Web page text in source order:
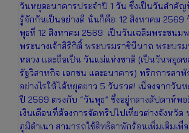
วันหยุดธนาคารประจำปี 1 วัน ซึ่งเป็นวันสำคั
รู้จักกันเป็นอย่างดี นั่นก็คือ: 12 สิงหาคม 2569
พุธที่ 12 สิงหาคม 2569: เป็นวันเฉลิมพระชนม
พระนางเจ้าสิริกิติ์ พระบรมราชินีนาถ พระบร
หลวง และถือเป็น วันแม่แห่งชาติ (เป็นวันหยุดข
รัฐวิสาหกิจ เอกชน และธนาคาร) ทริกการลาพั
อย่างไรให้ได้หยุดยาว 5 วันรวด! เนื่องจากวัน
ปี 2569 ตรงกับ “วันพุธ” ซึ่งอยู่กลางสัปดาห์พ
เงินเดือนที่ต้องการจัดทริปไปเที่ยวต่างจังหวัด
ภูมิลำเนา สามารถใช้สิทธิลาพักร้อนเพิ่มเติมเพื่